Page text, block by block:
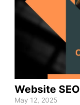
Website
May 12, 2025